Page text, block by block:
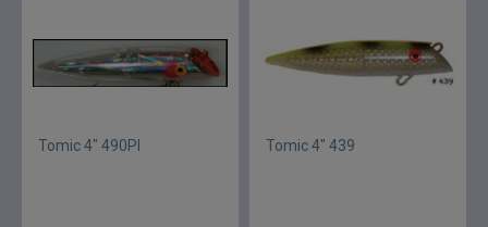
Tomic 4" 490PI Tomic 4" 439